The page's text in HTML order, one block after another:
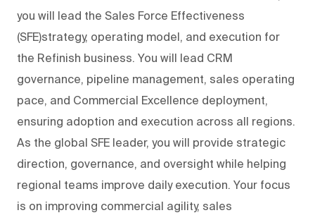
you will lead the Sales Force Effectiveness
(SFE)strategy, operating model, and execution for
the Refinish business. You will lead CRM
governance, pipeline management, sales operating
pace, and Commercial Excellence deployment,
ensuring adoption and execution across all regions.
As the global SFE leader, you will provide strategic
direction, governance, and oversight while helping
regional teams improve daily execution. Your focus
is on improving commercial agility, sales